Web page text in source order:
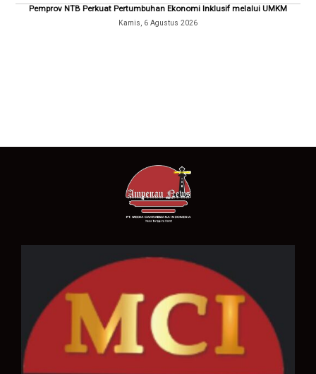
Pemprov NTB Perkuat Pertumbuhan Ekonomi Inklusif melalui UMKM
Kamis, 6 Agustus 2026